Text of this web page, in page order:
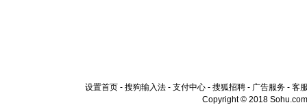
设置首页 - 搜狗输入法 - 支付中心 - 搜狐招聘 - 广告服务 - 客
Copyright © 2018